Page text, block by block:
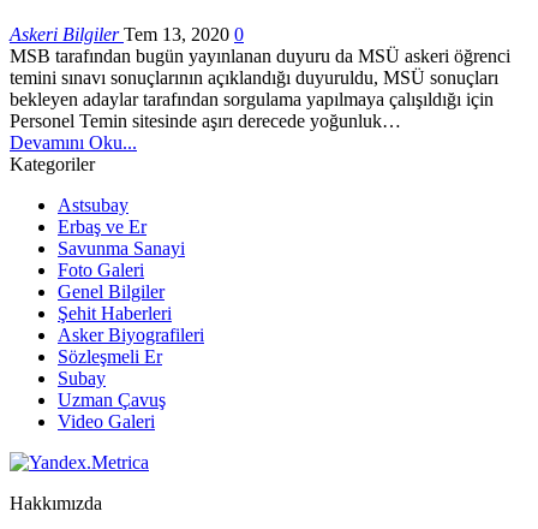
Askeri BilgilerTem 13, 2020 0
MSB tarafından bugün yayınlanan duyuru da MSÜ askeri öğrenci
temini sınavı sonuçlarının açıklandığı duyuruldu, MSÜ sonuçları
bekleyen adaylar tarafından sorgulama yapılmaya çalışıldığı için
Personel Temin sitesinde aşırı derecede yoğunluk…
Devamını Oku...
Kategoriler
Astsubay
Erbaş ve Er
Savunma Sanayi
Foto Galeri
Genel Bilgiler
Şehit Haberleri
Asker Biyografileri
Sözleşmeli Er
Subay
Uzman Çavuş
Video Galeri
Hakkımızda